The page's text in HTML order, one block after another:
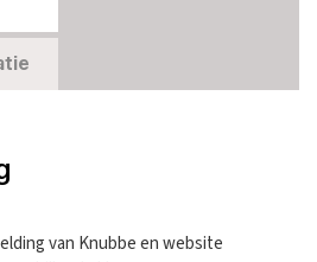
van Knubbe en website